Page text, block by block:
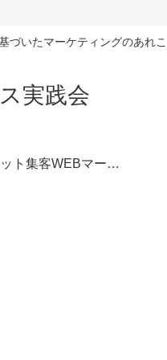
づいたマーケティングのあれ
実践会
ネット集客WEBマーケティング無料相談室